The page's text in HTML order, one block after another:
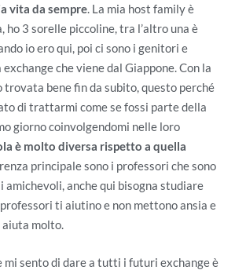
vita da sempre. La mia host family è
ho 3 sorelle piccoline, tra l’altro una è
io ero qui, poi ci sono i genitori e
exchange che viene dal Giappone. Con la
trovata bene fin da subito, questo perché
di trattarmi come se fossi parte della
giorno coinvolgendomi nelle loro
è molto diversa rispetto a quella
principale sono i professori che sono
amichevoli, anche qui bisogna studiare
ti aiutino e non mettono ansia e
aiuta molto.
mi sento di dare a tutti i futuri exchange è